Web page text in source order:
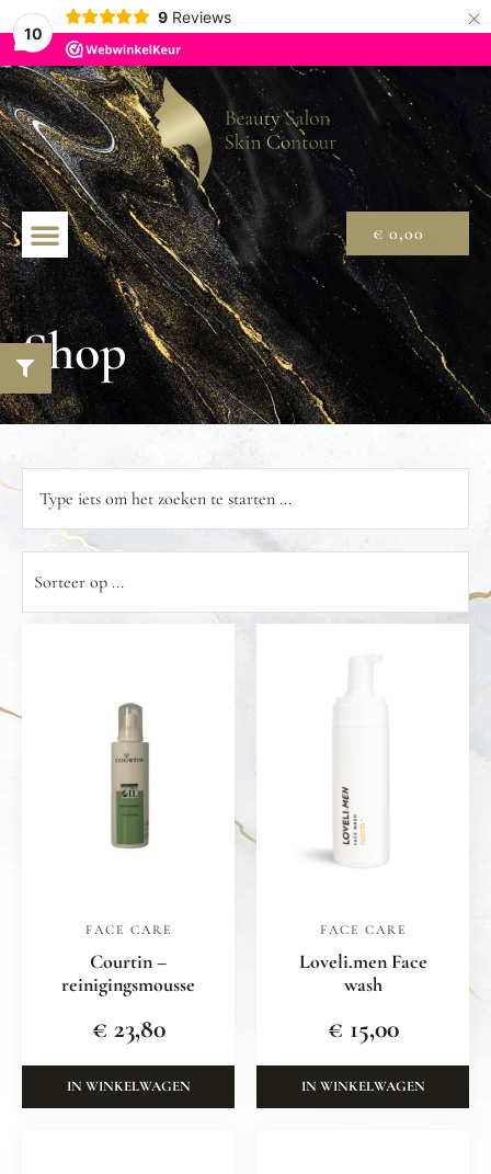
10
9 Reviews ×
€ 0,00
Shop
FACE CARE
Courtin –
reinigingsmousse
€ 23,80
IN WINKELWAGEN
FACE CARE
Loveli.men Face
wash
€ 15,00
IN WINKELWAGEN